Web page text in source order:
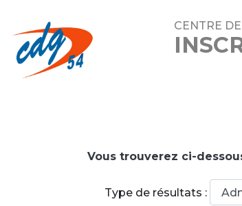
CENTRE
Vous trouverez ci-
Type de résultats :